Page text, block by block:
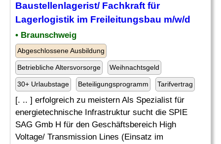
Baustellenlagerist/ Fachkraft für
Lagerlogistik im Freileitungsbau m/w/d
• Braunschweig
Abgeschlossene Ausbildung
Betriebliche Altersvorsorge Weihnachtsgeld
30+ Urlaubstage Beteiligungsprogramm Tarifvertrag
[. .. ] erfolgreich zu meistern Als Spezialist für
energietechnische Infrastruktur sucht die SPIE
SAG Gmb H für den Geschäftsbereich High
Voltage/ Transmission Lines (Einsatz im